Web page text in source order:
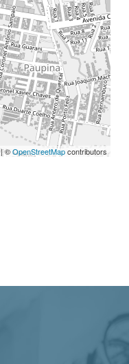
|©OpenStreetMapcontributors